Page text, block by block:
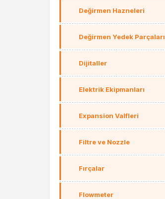
Değirmen Hazneleri
Değirmen Yedek Parçaları
Dijitaller
Elektrik Ekipmanları
Expansion Valfleri
Filtre ve Nozzle
Fırçalar
Flowmeter